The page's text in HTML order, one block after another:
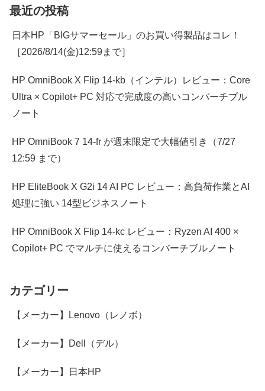
最近の投稿
日本HP「BIGサマーセール」のお買い得製品はコレ！
［2026/8/14(金)12:59まで］
HP OmniBook X Flip 14-kb（インテル）レビュー：Core
Ultra × Copilot+ PC 対応で完成度の高いコンバーチブル
ノート
HP OmniBook 7 14-fr が週末限定で大幅値引き（7/27
12:59 まで）
HP EliteBook X G2i 14 AI PC レビュー：高負荷作業とAI
処理に強い 14型ビジネスノート
HP OmniBook X Flip 14-kc レビュー：Ryzen AI 400 ×
Copilot+ PC でマルチに使えるコンバーチブルノート
カテゴリー
【メーカー】Lenovo（レノボ）
【メーカー】Dell（デル）
【メーカー】日本HP